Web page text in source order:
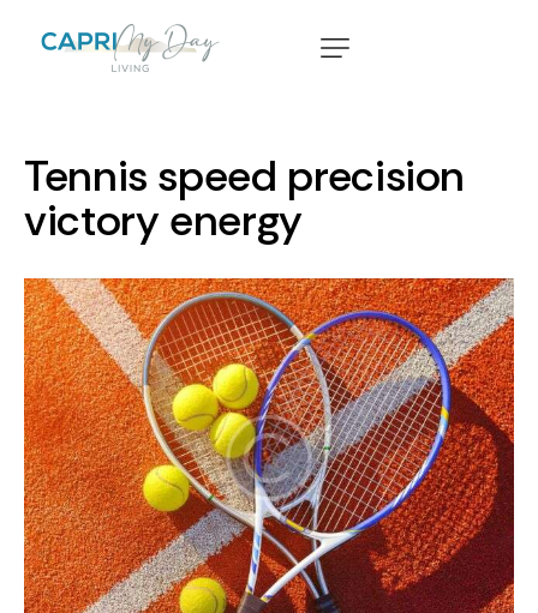
Tennis speed precision
victory energy